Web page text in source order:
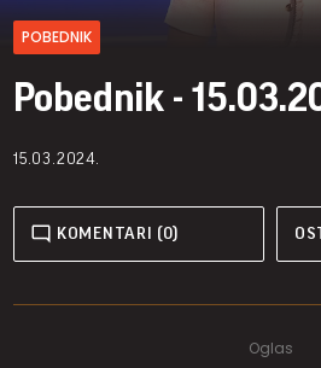
POBEDNIK
Pobednik -
15.03.2024.
KOMENTARI (0)